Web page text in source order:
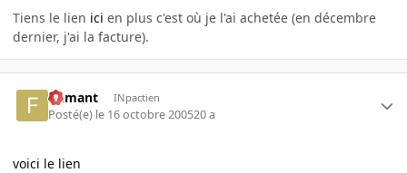
Tiens le lien ici en plus c'est où je l'ai achetée (en décembre
dernier, j'ai la facture).
flamant INpactien
Posté(e) le 16 octobre 200520 a
voici le lien